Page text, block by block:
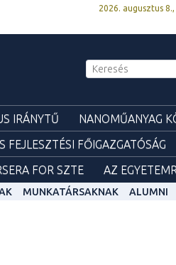
2026. augusztus
IRÁNYTŰ
NANOMŰANYAG
FEJLESZTÉSI FŐIGAZGATÓSÁG
FOR SZTE AZ
MUNKATÁRSAKNAK ALUMNI